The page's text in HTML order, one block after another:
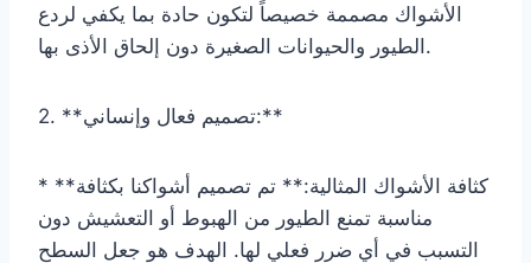
الأشواك مصممة خصيصاً لتكون حادة بما يكفي لردع
الطيور والحيوانات الصغيرة دون إلحاق الأذى بها.
2. **تصميم فعال وإنساني:**
* **كثافة الأشواك المثالية:** تم تصميم أشواكنا بكثافة
مناسبة تمنع الطيور من الهبوط أو التعشيش دون
التسبب في أي ضرر فعلي لها. الهدف هو جعل السطح